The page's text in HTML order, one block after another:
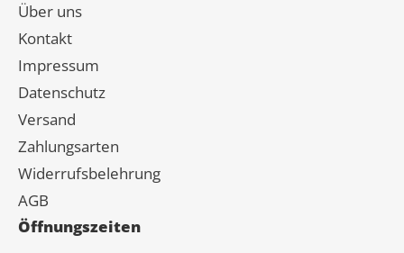
Über uns
Kontakt
Impressum
Datenschutz
Versand
Zahlungsarten
Widerrufsbelehrung
AGB
Öffnungszeiten